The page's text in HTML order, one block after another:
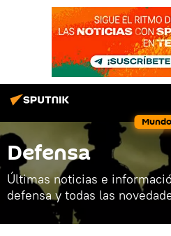
Mundo
Defensa
Últimas noticias e
defensa y todas las